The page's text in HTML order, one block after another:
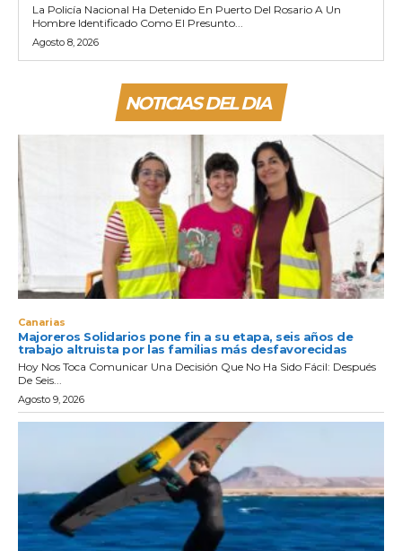
La Policía Nacional Ha Detenido En Puerto Del Rosario A Un
Hombre Identificado Como El Presunto...
Agosto 8, 2026
NOTICIAS DEL DIA
Canarias
Majoreros Solidarios pone fin a su etapa, seis años de
trabajo altruista por las familias más desfavorecidas
Hoy Nos Toca Comunicar Una Decisión Que No Ha Sido Fácil: Después
De Seis...
Agosto 9, 2026